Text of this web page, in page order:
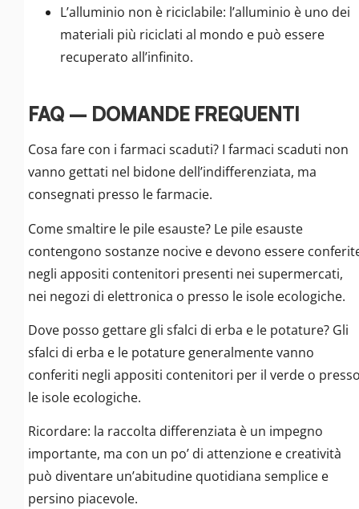
L’alluminio non è riciclabile: l’alluminio è uno dei
materiali più riciclati al mondo e può essere
recuperato all’infinito.
FAQ – DOMANDE FREQUENTI
Cosa fare con i farmaci scaduti? I farmaci scaduti non
vanno gettati nel bidone dell’indifferenziata, ma
consegnati presso le farmacie.
Come smaltire le pile esauste? Le pile esauste
contengono sostanze nocive e devono essere
negli appositi contenitori presenti nei supermercati,
nei negozi di elettronica o presso le isole ecologiche.
Dove posso gettare gli sfalci di erba e le potature? Gli
sfalci di erba e le potature generalmente vanno
conferiti negli appositi contenitori per il verde o
le isole ecologiche.
Ricordare: la raccolta differenziata è un impegno
importante, ma con un po’ di attenzione e creatività
può diventare un’abitudine quotidiana semplice e
persino piacevole.